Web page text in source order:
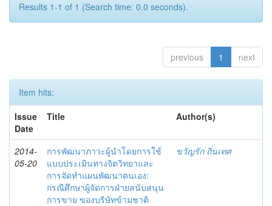
Results 1-1 of 1 (Search time: 0.0 seconds).
previous 1 next
Item hits:
Issue
Date
Title Author(s)
2014-
05-20
การพัฒนาภาวะผู้นำโดยการใช้
แบบประเมินทางจิตวิทยาและ
การจัดทำแผนพัฒนาตนเอง:
กรณีศึกษาผู้จัดการฝ่ายสนับสนุน
การขาย ของบริษัทข้ามชาติ
ขวัญรัก ถิ่นเทศ